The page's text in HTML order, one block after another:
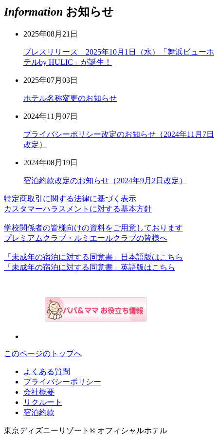
Information お知らせ
2025年08月21日
プレスリリース 2025年10月1日（水）「舞浜ビューホ
テルby HULIC」が誕生！
2025年07月03日
ホテル名称変更のお知らせ
2024年11月07日
プライバシーポリシー改定のお知らせ（2024年11月7日
改定）
2024年08月19日
宿泊約款改定のお知らせ（2024年9月2日改定）
特定商取引に関する法律に基づく表示
カスタマーハラスメントに対する基本方針
学校関係者の皆様向けの資料をご用意しております
プレミアムクラブ・ルミエールクラブの皆様へ
「未成年の宿泊に対する同意書」日本語版はこちら
「未成年の宿泊に対する同意書」英語版はこちら
このページのトップへ
よくある質問
プライバシーポリシー
会社概要
リクルート
宿泊約款
東京ディズニーリゾート® オフィシャルホテル